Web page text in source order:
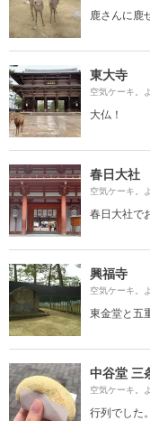
鹿さんに鹿
東大寺
空気ケーキ。
大仏！
春日大社
空気ケーキ。
春日大社で
興福寺
空気ケーキ。
東金堂と五
中谷堂 三
空気ケーキ。
行列でした